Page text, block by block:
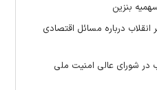
بنزین
درباره مسائل اقتصادی
در شورای عالی امنیت ملی